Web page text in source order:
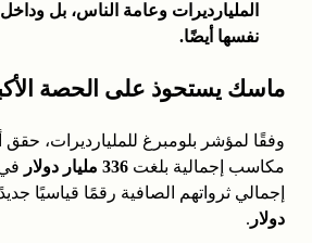
المليارديرات وعامة الناس، بل
نفسها أيضًا.
ماسك يستحوذ على الحصة
مكاسب إجمالية بلغت 336 مليار دولار
إجمالي ثرواتهم الصافية رقمًا قياسيًا
دولار .